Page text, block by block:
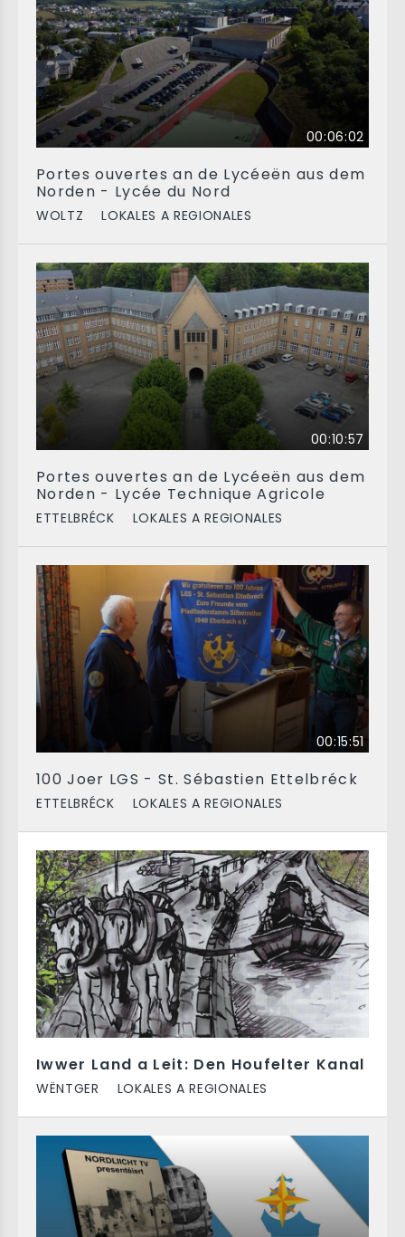
00:06:02
Portes ouvertes an de Lycéeën aus dem
Norden - Lycée du Nord
WOLTZ LOKALES A REGIONALES
00:10:57
Portes ouvertes an de Lycéeën aus dem
Norden - Lycée Technique Agricole
ETTELBRÉCK LOKALES A REGIONALES
00:15:51
100 Joer LGS - St. Sébastien Ettelbréck
ETTELBRÉCK LOKALES A REGIONALES
Iwwer Land a Leit: Den Houfelter Kanal
WËNTGER LOKALES A REGIONALES